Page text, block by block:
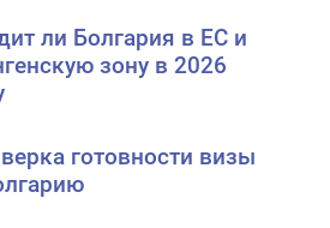
ли Болгария в ЕС и
зону в 2026
готовности визы